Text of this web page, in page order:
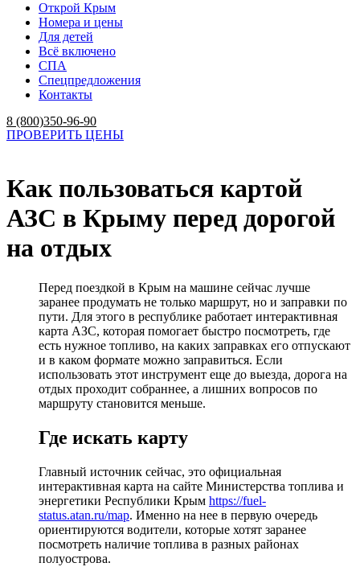
Открой Крым
Номера и цены
Для детей
Всё включено
СПА
Спецпредложения
Контакты
8 (800)350-96-90
ПРОВЕРИТЬ ЦЕНЫ
Как пользоваться картой
АЗС в Крыму перед дорогой
на отдых
Перед поездкой в Крым на машине сейчас лучше
заранее продумать не только маршрут, но и заправки по
пути. Для этого в республике работает интерактивная
карта АЗС, которая помогает быстро посмотреть, где
есть нужное топливо, на каких заправках его отпускают
и в каком формате можно заправиться. Если
использовать этот инструмент еще до выезда, дорога на
отдых проходит собраннее, а лишних вопросов по
маршруту становится меньше.
Где искать карту
Главный источник сейчас, это официальная
интерактивная карта на сайте Министерства топлива и
энергетики Республики Крым https://fuel-
status.atan.ru/map. Именно на нее в первую очередь
ориентируются водители, которые хотят заранее
посмотреть наличие топлива в разных районах
полуострова.